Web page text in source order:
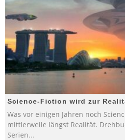
Science-Fiction wird zur
Was vor einigen Jahren noch
mittlerweile längst Realität.
Serien...